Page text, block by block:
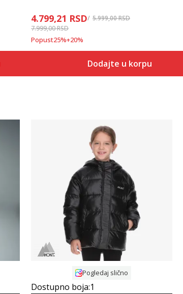
4.799,21 RSD 5.999,00RSD
7.999,00RSD
Popust25%+20%
Dodajte u korpu
Uporedi
Pogledaj slično
Dostupno boja:1